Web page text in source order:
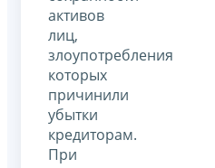
активов
лиц,
злоупотребления
которых
причинили
убытки
кредиторам.
При